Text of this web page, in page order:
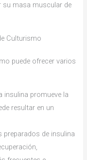
su masa muscular de
Culturismo
puede ofrecer varios
insulina promueve la
resultar en un
preparados de insulina